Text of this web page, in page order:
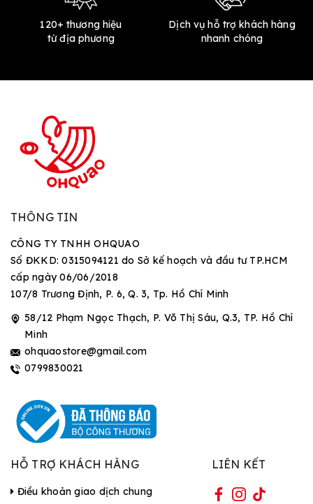
120+ thương hiệu
từ địa phương
Dịch vụ hỗ trợ khách hàng
nhanh chóng
THÔNG TIN
CÔNG TY TNHH OHQUAO
Số ĐKKD: 0315094121 do Sở kế hoạch và đầu tư TP.HCM
cấp ngày 06/06/2018
107/8 Trương Định, P. 6, Q. 3, Tp. Hồ Chí Minh
58/12 Phạm Ngọc Thạch, P. Võ Thị Sáu, Q.3, TP. Hồ Chí
Minh
ohquaostore@gmail.com
0799830021
HỖ TRỢ KHÁCH HÀNG
Điều khoản giao dịch chung
LIÊN KẾT